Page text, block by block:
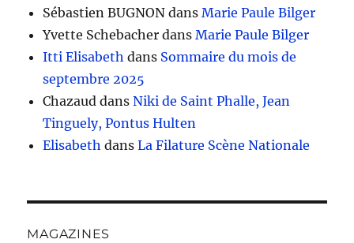
Sébastien BUGNON dansMarie Paule Bilger
Yvette Schebacher dansMarie Paule Bilger
Itti Elisabeth dans Sommaire du mois de
septembre 2025
Chazaud dansNiki de Saint Phalle, Jean
Tinguely, Pontus Hulten
Elisabeth dansLa Filature Scène Nationale
MAGAZINES